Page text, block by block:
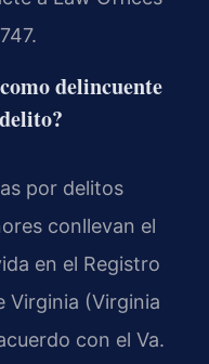
delincuente
por delitos
conllevan el
en el Registro
Virginia (Virginia
con el Va.